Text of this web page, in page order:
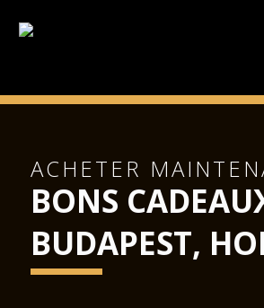
ACHETER
BONS
BUDAPEST,